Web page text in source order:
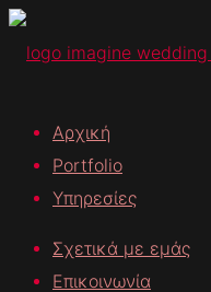
Αρχική
Portfolio
Υπηρεσίες
Σχετικά με εμάς
Επικοινωνία